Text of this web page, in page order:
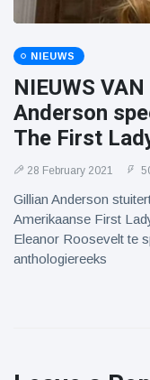
NIEUWS
NIEUWS
Anderson
The First
28 February 2021
Gillian Anderson
Amerikaanse First
Eleanor Roosevelt te
anthologiereeks